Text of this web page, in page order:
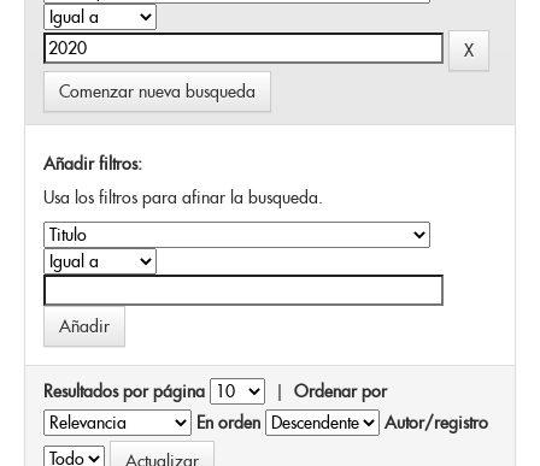
Comenzar nueva busqueda
Añadir filtros:
Usa los filtros para afinar la busqueda.
Resultados por página | Ordenar por
En orden
Autor/registro